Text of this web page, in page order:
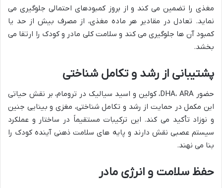
مغذی را تضمین می کند و از بروز کمبودهای احتمالی جلوگیری می
نماید. تعادل در مقادیر هر ماده مغذی، از مصرف بیش از حد یا
کمبود آن ها جلوگیری می کند و سلامت کلی مادر و کودک را ارتقا می
بخشد.
پشتیبانی از رشد و تکامل شناختی
حضور DHA، ARA، کولین و اسید سیالیک در ترومام، بر نقش حیاتی
این مکمل در حمایت از رشد و تکامل شناختی، مغزی و بینایی جنین
و نوزاد تأکید می کند. این ترکیبات مستقیماً در ساختار و عملکرد
سیستم عصبی نقش دارند و پایه های سلامت ذهنی آینده کودک را
بنا می نهند.
حفظ سلامت و انرژی مادر